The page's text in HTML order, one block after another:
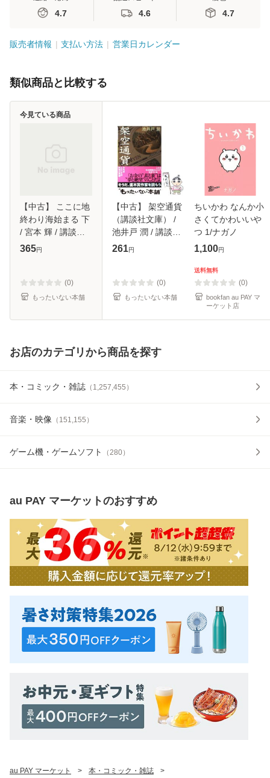
4.7 4.6 4.7
販売者情報 支払い方法 営業日カレンダー
類似商品と比較する
【中古】 ここに地
終わり海始まる 下
/ 宮本 輝 / 講談社
[単行本]【メール便
365円
(0)
もったいない本舗
今見ている商品
【中古】 架空通貨
（講談社文庫） /
池井戸 潤 / 講談社
[文庫]【メール便送
261円
(0)
もったいない本舗
ちいかわ なんか小
さくてかわいいや
つ 1/ナガノ
1,100円
送料無料
(0)
bookfan au PAY マ
ーケット店
お店のカテゴリから商品を探す
本・コミック・雑誌 （ 1,257,455 ）
音楽・映像 （ 151,155 ）
ゲーム機・ゲームソフト （280）
au PAY マーケットのおすすめ
au PAY マーケット > 本・コミック・雑誌
>